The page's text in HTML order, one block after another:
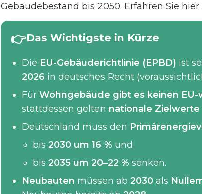
Gebäudebestand bis 2050. Erfahren Sie
Das Wichtigste in Kürze
Die EU-Gebäuderichtlinie (EPBD) ist
2026 in deutsches Recht
Für Wohngebäude gibt es keinen
stattdessen gelten nationale
Deutschland muss den
bis 2030 um 16 % und
bis 2035 um 20–22 % senken.
Neubauten müssen ab 2030 als